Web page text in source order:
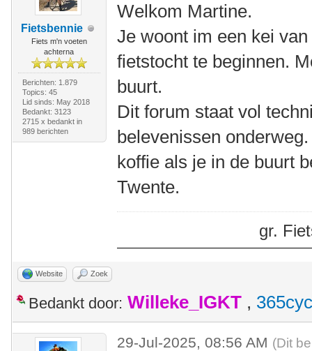
Fietsbennie
Fiets m'n voeten
achterna
Berichten: 1.879
Topics: 45
Lid sinds: May 2018
Bedankt: 3123
2715 x bedankt in
989 berichten
Welkom Martine.
Je woont im een kei
fietstocht te beginnen.
buurt.
Dit forum staat vol
belevenissen
koffie als je in de buurt
Twente.
gr.
Website Zoek
Bedankt door: Willeke_IGKT ,
29-Jul-2025, 08:56 AM (Dit